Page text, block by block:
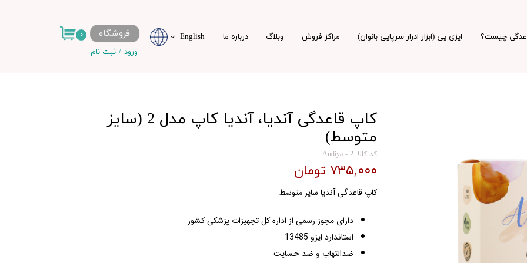
چیست؟ ایزی پی (ابزار ادرار سرپایی بانوان) مراکز فروش وبلاگ درباره ما English ۰ فروشگاه
ورود / ثبت نام
سفارشات
کاپ قاعدگی آندیا، آندیا کاپ مدل 2 (سایز
متوسط)
کد کالا: Andiya - 2
۷۳۵,۰۰۰ تومان
کاپ قاعدگی آندیا سایز متوسط
دارای مجوز رسمی از اداره کل تجهیزات پزشکی کشور
استاندارد ایزو 13485
ضدالتهاب و ضد حسایت